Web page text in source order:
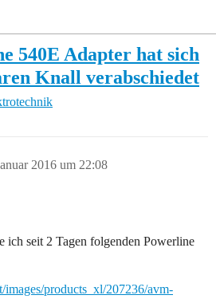
540E Adapter hat sich
Knall verabschiedet
2016 um 22:08
ich seit 2 Tagen folgenden Powerline
products_xl/207236/avm-